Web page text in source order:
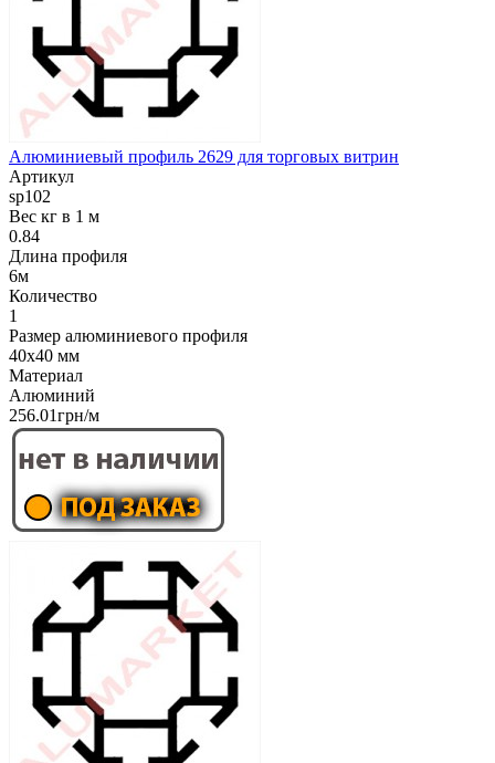
Алюминиевый профиль 2629 для торговых витрин
Артикул
sp102
Вес кг в 1 м
0.84
Длина профиля
6м
Количество
1
Размер алюминиевого профиля
40x40 мм
Материал
Алюминий
256.01грн/м